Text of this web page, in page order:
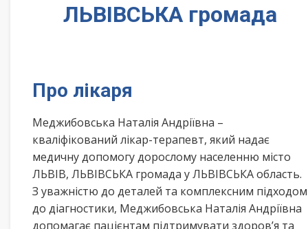
ЛЬВІВСЬКА громада
Про лікаря
Меджибовська Наталія Андріївна –
кваліфікований лікар-терапевт, який надає
медичну допомогу дорослому населенню місто
ЛЬВІВ, ЛЬВІВСЬКА громада у ЛЬВІВСЬКА область.
З уважністю до деталей та комплексним підходом
до діагностики, Меджибовська Наталія Андріївна
допомагає пацієнтам підтримувати здоров’я та